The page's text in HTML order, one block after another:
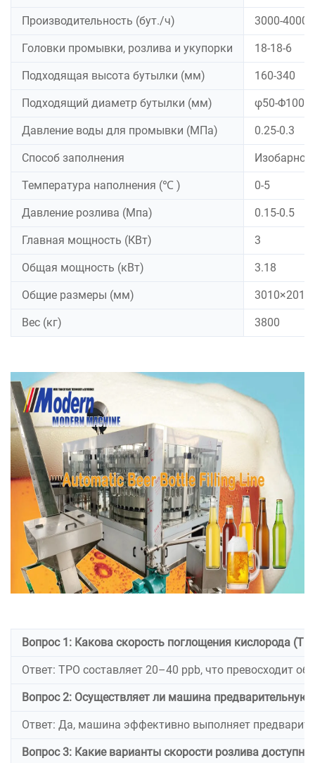
Производительность (бут./ч) 3000-4000
Головки промывки, розлива и укупорки 18-18-6
Подходящая высота бутылки (мм) 160-340
Подходящий диаметр бутылки (мм) φ50-Φ100
Давление воды для промывки (МПа) 0.25-0.3
Способ заполнения
Температура наполнения (℃ ) 0-5
Давление розлива (Мпа) 0.15-0.5
Главная мощность (КВт) 3
Общая мощность (кВт) 3.18
Общие размеры (мм)
Вес (кг) 3800
Вопрос 1: Какова скорость поглощения кислорода
Ответ: TPO составляет 20–40 ppb, что превосходит
Вопрос 2: Осуществляет ли машина
Ответ: Да, машина эффективно выполняет
Вопрос 3: Какие варианты скорости розлива